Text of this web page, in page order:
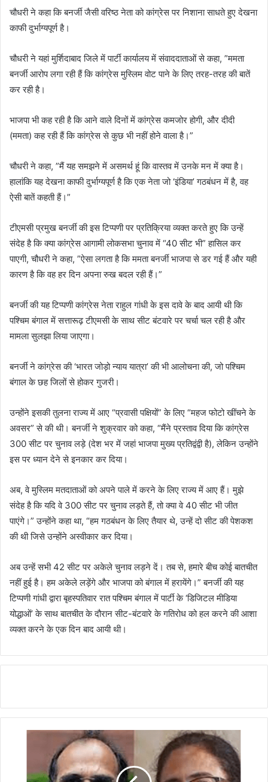
चौधरी ने कहा कि बनर्जी जैसी वरिष्ठ नेता को कांग्रेस पर निशाना साधते हुए देखना
काफी दुर्भाग्यपूर्ण है।
चौधरी ने यहां मुर्शिदाबाद जिले में पार्टी कार्यालय में संवाददाताओं से कहा, ”ममता
बनर्जी आरोप लगा रही हैं कि कांग्रेस मुस्लिम वोट पाने के लिए तरह-तरह की बातें
कर रही है।
भाजपा भी कह रही है कि आने वाले दिनों में कांग्रेस कमजोर होगी, और दीदी
(ममता) कह रही हैं कि कांग्रेस से कुछ भी नहीं होने वाला है।”
चौधरी ने कहा, ”मैं यह समझने में असमर्थ हूं कि वास्तव में उनके मन में क्या है।
हालांकि यह देखना काफी दुर्भाग्यपूर्ण है कि एक नेता जो ‘इंडिया’ गठबंधन में है, वह
ऐसी बातें कहती हैं।”
टीएमसी प्रमुख बनर्जी की इस टिप्पणी पर प्रतिक्रिया व्यक्त करते हुए कि उन्हें
संदेह है कि क्या कांग्रेस आगामी लोकसभा चुनाव में “40 सीट भी” हासिल कर
पाएगी, चौधरी ने कहा, ”ऐसा लगता है कि ममता बनर्जी भाजपा से डर गई हैं और यही
कारण है कि वह हर दिन अपना रुख बदल रही हैं।”
बनर्जी की यह टिप्पणी कांग्रेस नेता राहुल गांधी के इस दावे के बाद आयी थी कि
पश्चिम बंगाल में सत्तारूढ़ टीएमसी के साथ सीट बंटवारे पर चर्चा चल रही है और
मामला सुलझा लिया जाएगा।
बनर्जी ने कांग्रेस की ‘भारत जोड़ो न्याय यात्रा’ की भी आलोचना की, जो पश्चिम
बंगाल के छह जिलों से होकर गुजरी।
उन्होंने इसकी तुलना राज्य में आए “प्रवासी पक्षियों” के लिए “महज फोटो खींचने के
अवसर” से की थी। बनर्जी ने शुक्रवार को कहा, “मैंने प्रस्ताव दिया कि कांग्रेस
300 सीट पर चुनाव लड़े (देश भर में जहां भाजपा मुख्य प्रतिद्वंद्वी है), लेकिन उन्होंने
इस पर ध्यान देने से इनकार कर दिया।
अब, वे मुस्लिम मतदाताओं को अपने पाले में करने के लिए राज्य में आए हैं। मुझे
संदेह है कि यदि वे 300 सीट पर चुनाव लड़ते हैं, तो क्या वे 40 सीट भी जीत
पाएंगे।” उन्होंने कहा था, “हम गठबंधन के लिए तैयार थे, उन्हें दो सीट की पेशकश
की थी जिसे उन्होंने अस्वीकार कर दिया।
अब उन्हें सभी 42 सीट पर अकेले चुनाव लड़ने दें। तब से, हमारे बीच कोई बातचीत
नहीं हुई है। हम अकेले लड़ेंगे और भाजपा को बंगाल में हरायेंगे।” बनर्जी की यह
टिप्पणी गांधी द्वारा बृहस्पतिवार रात पश्चिम बंगाल में पार्टी के ‘डिजिटल मीडिया
योद्धाओं’ के साथ बातचीत के दौरान सीट-बंटवारे के गतिरोध को हल करने की आशा
व्यक्त करने के एक दिन बाद आयी थी।